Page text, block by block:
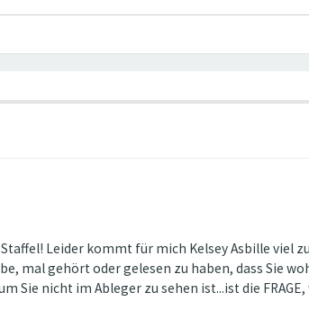
Leider kommt für mich Kelsey Asbille viel
mal gehört oder gelesen zu haben, dass Sie
Sie nicht im Ableger zu sehen ist...ist die